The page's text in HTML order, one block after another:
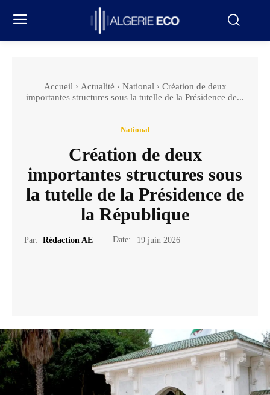
Accueil Actualité National
Création de deux
importantes structures sous la tutelle de la Présidence de...
National
Création de deux
importantes structures sous
la tutelle de la Présidence de
la République
Par: Rédaction AE Date: 19 juin 2026